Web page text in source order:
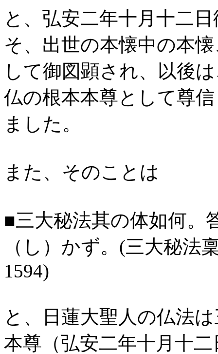
と、弘安二年十月十二
そ、出世の本懐中の本
して御図顕され、以後
仏の根本本尊として尊
ました。
また、そのことは
■三大秘法其の体如何。
（し）かず。 (三大秘法
1594)
と、日蓮大聖人の仏法
本尊（弘安二年十月十